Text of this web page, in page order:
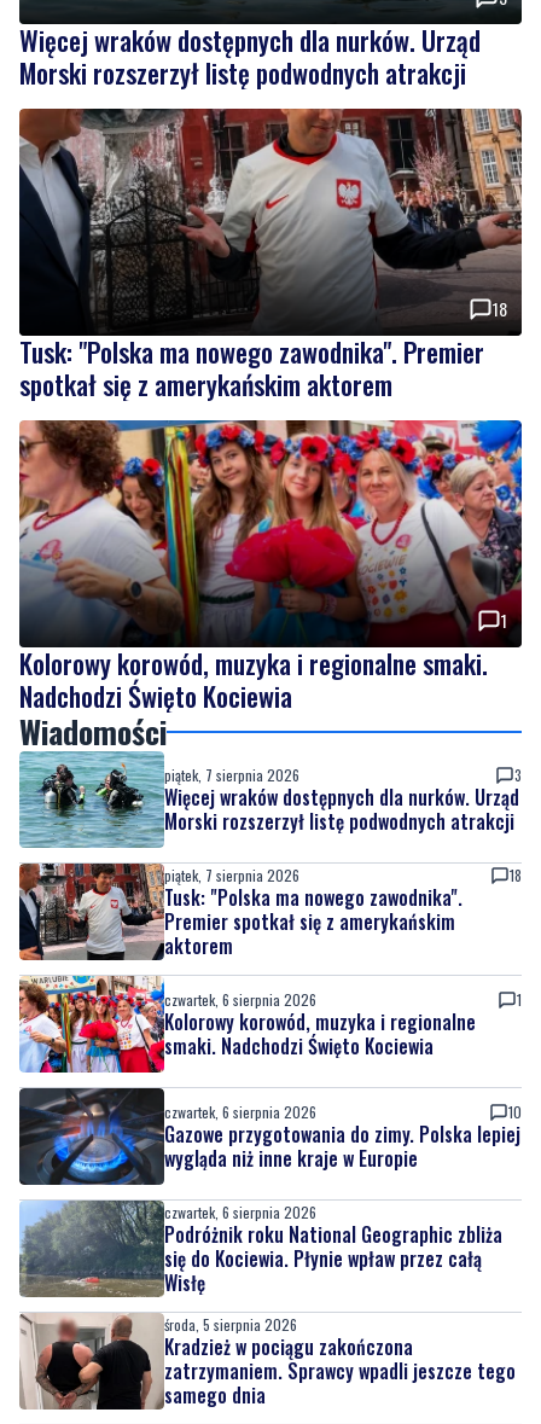
Więcej wraków dostępnych dla nurków. Urząd
Morski rozszerzył listę podwodnych atrakcji
18
Tusk: "Polska ma nowego zawodnika". Premier
spotkał się z amerykańskim aktorem
1
Kolorowy korowód, muzyka i regionalne smaki.
Nadchodzi Święto Kociewia
Wiadomości
piątek, 7 sierpnia 2026 3
Więcej wraków dostępnych dla nurków. Urząd
Morski rozszerzył listę podwodnych atrakcji
piątek, 7 sierpnia 2026 18
Tusk: "Polska ma nowego zawodnika".
Premier spotkał się z amerykańskim
aktorem
czwartek, 6 sierpnia 2026 1
Kolorowy korowód, muzyka i regionalne
smaki. Nadchodzi Święto Kociewia
czwartek, 6 sierpnia 2026 10
Gazowe przygotowania do zimy. Polska lepiej
wygląda niż inne kraje w Europie
czwartek, 6 sierpnia 2026
Podróżnik roku National Geographic zbliża
się do Kociewia. Płynie wpław przez całą
Wisłę
środa, 5 sierpnia 2026
Kradzież w pociągu zakończona
zatrzymaniem. Sprawcy wpadli jeszcze tego
samego dnia